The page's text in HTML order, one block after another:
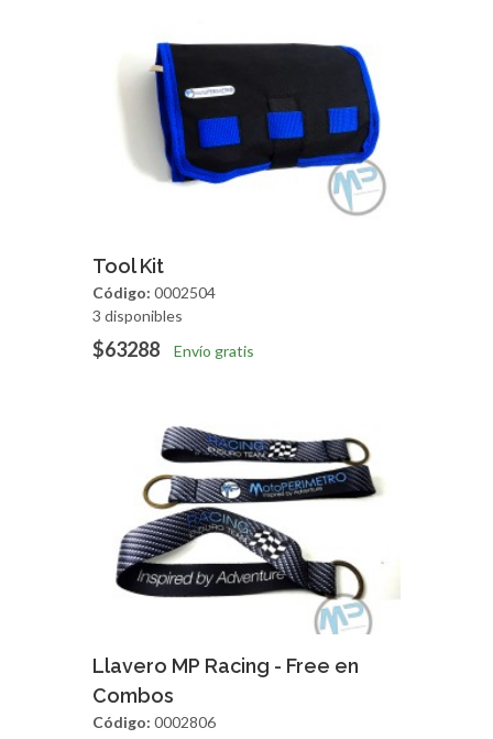
Agregar
Tool Kit
Código: 0002504
3 disponibles
$63288 Envío gratis
Agregar Vista Rapida
Llavero MP Racing - Free en
Combos
Código: 0002806